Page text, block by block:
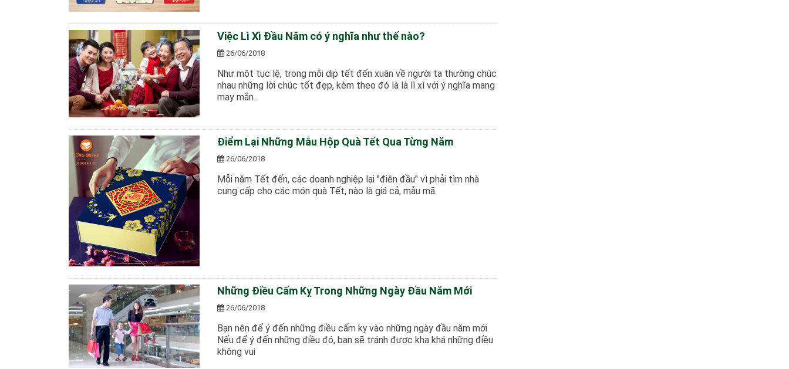
Việc Lì Xì Đầu Năm có ý nghĩa như thế nào?
26/06/2018
Như một tục lệ, trong mỗi dịp tết đến xuân về người ta thường chúc
nhau những lời chúc tốt đẹp, kèm theo đó là là lì xì với ý nghĩa mang
may mắn.
Điểm Lại Những Mẫu Hộp Quà Tết Qua Từng Năm
26/06/2018
Mỗi năm Tết đến, các doanh nghiệp lại "điên đầu" vì phải tìm nhà
cung cấp cho các món quà Tết, nào là giá cả, mẫu mã.
Những Điều Cấm Kỵ Trong Những Ngày Đầu Năm Mới
26/06/2018
Bạn nên để ý đến những điều cấm kỵ vào những ngày đầu năm mới.
Nếu để ý đến những điều đó, bạn sẽ tránh được kha khá những điều
không vui